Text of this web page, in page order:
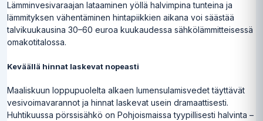
Lämminvesivaraajan lataaminen yöllä halvimpina tunteina ja
lämmityksen vähentäminen hintapiikkien aikana voi säästää
talvikuukausina 30–60 euroa kuukaudessa sähkölämmitteisessä
omakotitalossa.
Keväällä hinnat laskevat nopeasti
Maaliskuun loppupuolelta alkaen lumensulamisvedet täyttävät
vesivoimavarannot ja hinnat laskevat usein dramaattisesti.
Huhtikuussa pörssisähkö on Pohjoismaissa tyypillisesti halvinta –